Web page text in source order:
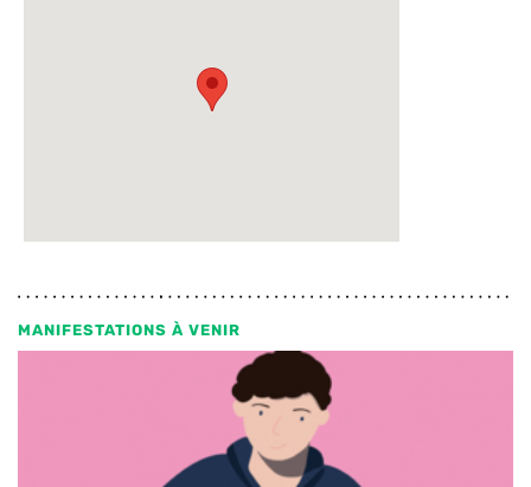
MANIFESTATIONS À VENIR